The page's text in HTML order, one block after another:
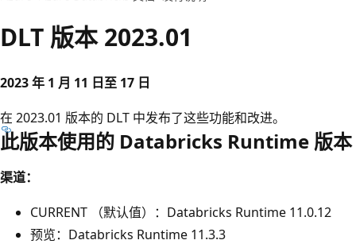
DLT 版本 2023.01
2023 年 1 月 11 日至 17 日
在 2023.01 版本的 DLT 中发布了这些功能和改进。
此版本使用的 Databricks Runtime 版本
渠道：
CURRENT （默认值）：Databricks Runtime 11.0.12
预览：Databricks Runtime 11.3.3